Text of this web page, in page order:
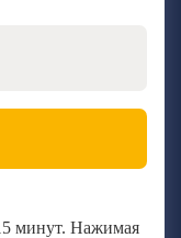
минут. Нажимая